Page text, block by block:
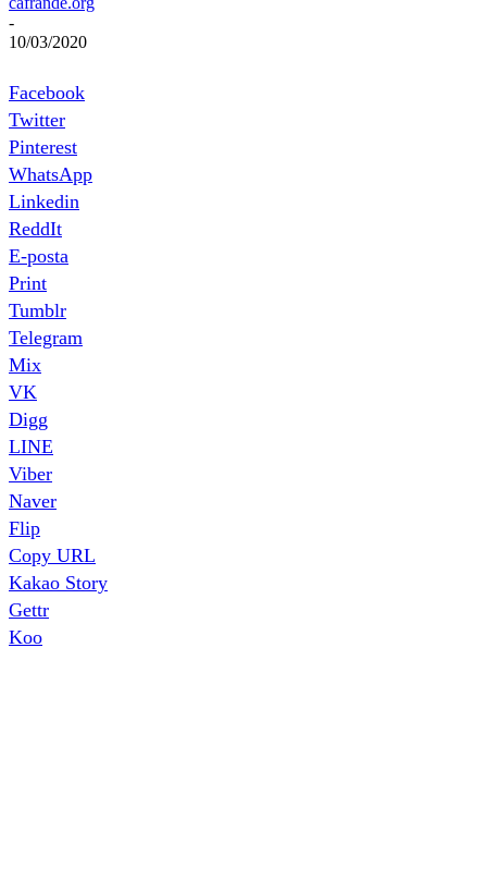
-
10/03/2020
Facebook
Twitter
Pinterest
WhatsApp
Linkedin
ReddIt
E-posta
Print
Tumblr
Telegram
Mix
VK
Digg
LINE
Viber
Naver
Flip
Copy URL
Kakao Story
Gettr
Koo